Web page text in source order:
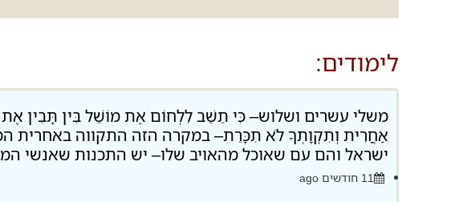
לימודים:
משלי עשרים ושלוש– כִּי תֵשֵׁב לִלְחוֹם אֶת מוֹשֵׁל בִּין תָּבִין
אַחֲרִית וְתִקְוָתְךָ לֹא תִכָּרֵת– במקרה הזה התקווה באחרית
ישראל והם עם שאוכל מהאויב שלו– יש התכנות
11 חודשים ago